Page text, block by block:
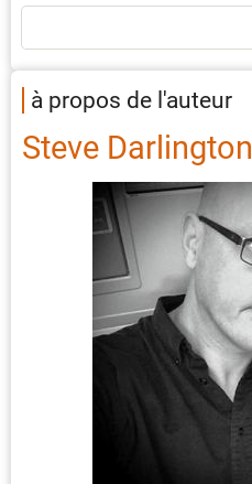
à propos de l'auteur
Steve Darlington